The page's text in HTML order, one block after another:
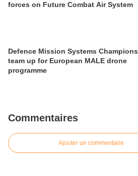
forces on Future Combat Air System
Defence Mission Systems Champions
team up for European MALE drone
programme
Commentaires
Ajouter un commentaire